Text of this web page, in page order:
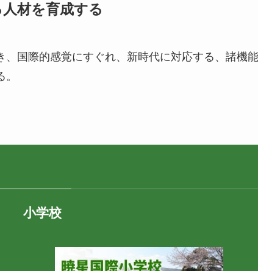
材を育成する
国際的感覚にすぐれ、新時代に対応する、諸機
小学校